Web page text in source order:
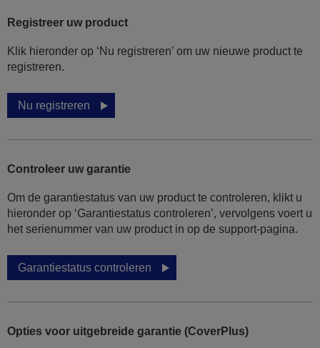
Registreer uw product
Klik hieronder op ‘Nu registreren’ om uw nieuwe product te
registreren.
Nu registreren
Controleer uw garantie
Om de garantiestatus van uw product te controleren, klikt u
hieronder op ‘Garantiestatus controleren’, vervolgens voert u
het serienummer van uw product in op de support-pagina.
Garantiestatus controleren
Opties voor uitgebreide garantie (CoverPlus)